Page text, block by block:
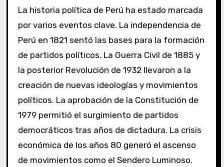
La historia política de Perú ha estado marcada
por varios eventos clave. La independencia de
Perú en 1821 sentó las bases para la formación
de partidos políticos. La Guerra Civil de 1885 y
la posterior Revolución de 1932 llevaron a la
creación de nuevas ideologías y movimientos
políticos. La aprobación de la Constitución de
1979 permitió el surgimiento de partidos
democráticos tras años de dictadura. La crisis
económica de los años 80 generó el ascenso
de movimientos como el Sendero Luminoso.